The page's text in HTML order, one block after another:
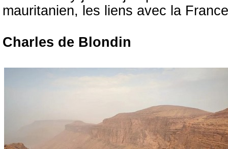
mauritanien, les liens avec la
Charles de Blondin